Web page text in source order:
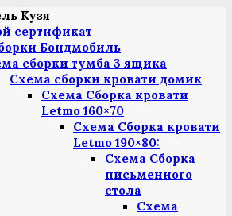
Кузя
сертификат
Бондмобиль
сборки тумба 3 ящика
Схема сборки кровати домик
Схема Сборка кровати
Letmo 160×70
Схема Сборка кровати
Letmo 190×80:
Схема Сборка
письменного
стола
Схема